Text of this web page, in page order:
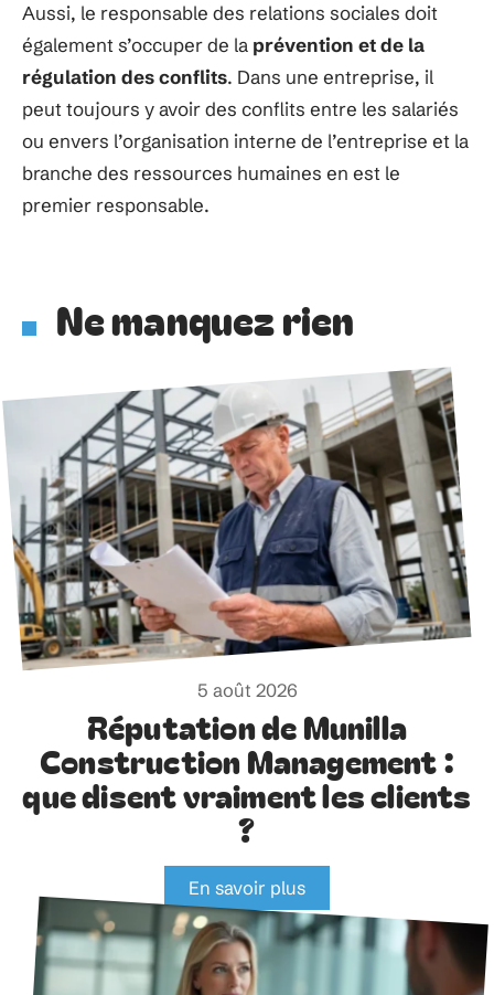
Aussi, le responsable des relations sociales doit
également s’occuper de la prévention et de la
régulation des conflits. Dans une entreprise, il
peut toujours y avoir des conflits entre les salariés
ou envers l’organisation interne de l’entreprise et la
branche des ressources humaines en est le
premier responsable.
Ne manquez rien
5 août 2026
Réputation de Munilla
Construction Management :
que disent vraiment les clients
?
En savoir plus